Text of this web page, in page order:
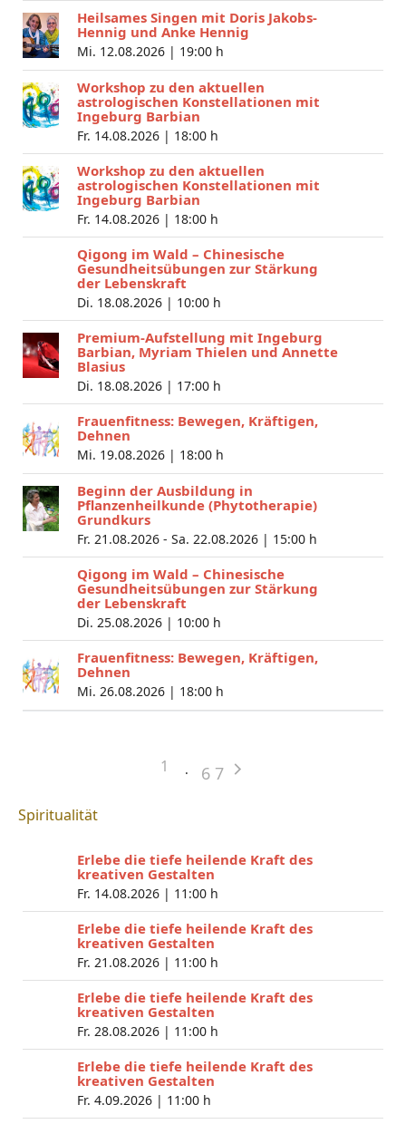
Heilsames Singen mit Doris Jakobs-
Hennig und Anke Hennig
Mi. 12.08.2026 | 19:00 h
Workshop zu den aktuellen
astrologischen Konstellationen mit
Ingeburg Barbian
Fr. 14.08.2026 | 18:00 h
Workshop zu den aktuellen
astrologischen Konstellationen mit
Ingeburg Barbian
Fr. 14.08.2026 | 18:00 h
Qigong im Wald – Chinesische
Gesundheitsübungen zur Stärkung
der Lebenskraft
Di. 18.08.2026 | 10:00 h
Premium-Aufstellung mit Ingeburg
Barbian, Myriam Thielen und Annette
Blasius
Di. 18.08.2026 | 17:00 h
Frauenfitness: Bewegen, Kräftigen,
Dehnen
Mi. 19.08.2026 | 18:00 h
Beginn der Ausbildung in
Pflanzenheilkunde (Phytotherapie)
Grundkurs
Fr. 21.08.2026 - Sa. 22.08.2026 | 15:00 h
Qigong im Wald – Chinesische
Gesundheitsübungen zur Stärkung
der Lebenskraft
Di. 25.08.2026 | 10:00 h
Frauenfitness: Bewegen, Kräftigen,
Dehnen
Mi. 26.08.2026 | 18:00 h
1 6 7
Spiritualität
Erlebe die tiefe heilende Kraft des
kreativen Gestalten
Fr. 14.08.2026 | 11:00 h
Erlebe die tiefe heilende Kraft des
kreativen Gestalten
Fr. 21.08.2026 | 11:00 h
Erlebe die tiefe heilende Kraft des
kreativen Gestalten
Fr. 28.08.2026 | 11:00 h
Erlebe die tiefe heilende Kraft des
kreativen Gestalten
Fr. 4.09.2026 | 11:00 h